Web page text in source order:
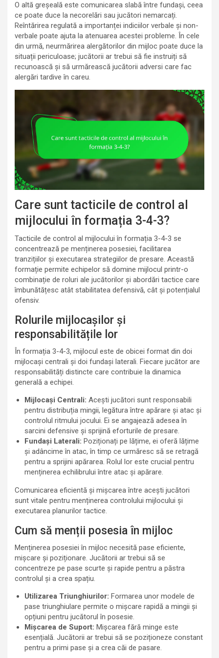
O altă greșeală este comunicarea slabă între fundași, ceea
ce poate duce la necorelări sau jucători nemarcați.
Reîntărirea regulată a importanței indiciilor verbale și non-
verbale poate ajuta la atenuarea acestei probleme. În cele
din urmă, neurmărirea alergătorilor din mijloc poate duce la
situații periculoase; jucătorii ar trebui să fie instruiți să
recunoască și să urmărească jucătorii adversi care fac
alergări tardive în careu.
Care sunt tacticile de control al
mijlocului în formația 3-4-3?
Tacticile de control al mijlocului în formația 3-4-3 se
concentrează pe menținerea posesiei, facilitarea
tranzițiilor și executarea strategiilor de presare. Această
formație permite echipelor să domine mijlocul printr-o
combinație de roluri ale jucătorilor și abordări tactice care
îmbunătățesc atât stabilitatea defensivă, cât și potențialul
ofensiv.
Rolurile mijlocașilor și
responsabilitățile lor
În formația 3-4-3, mijlocul este de obicei format din doi
mijlocași centrali și doi fundași laterali. Fiecare jucător are
responsabilități distincte care contribuie la dinamica
generală a echipei.
Mijlocași Centrali: Acești jucători sunt responsabili
pentru distribuția mingii, legătura între apărare și atac și
controlul ritmului jocului. Ei se angajează adesea în
sarcini defensive și sprijină eforturile de presare.
Fundași Laterali: Poziționați pe lățime, ei oferă lățime
și adâncime în atac, în timp ce urmăresc să se retragă
pentru a sprijini apărarea. Rolul lor este crucial pentru
menținerea echilibrului între atac și apărare.
Comunicarea eficientă și mișcarea între acești jucători
sunt vitale pentru menținerea controlului mijlocului și
executarea planurilor tactice.
Cum să menții posesia în mijloc
Menținerea posesiei în mijloc necesită pase eficiente,
mișcare și poziționare. Jucătorii ar trebui să se
concentreze pe pase scurte și rapide pentru a păstra
controlul și a crea spațiu.
Utilizarea Triunghiurilor: Formarea unor modele de
pase triunghiulare permite o mișcare rapidă a mingii și
opțiuni pentru jucătorul în posesie.
Mișcarea de Suport: Mișcarea fără minge este
esențială. Jucătorii ar trebui să se poziționeze constant
pentru a primi pase și a crea căi de pasare.